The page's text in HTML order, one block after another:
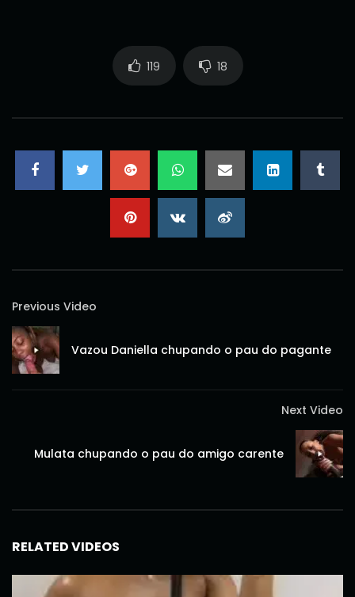
119 18
Previous Video
Vazou Daniella chupando o pau do pagante
Next Video
Mulata chupando o pau do amigo carente
RELATED VIDEOS